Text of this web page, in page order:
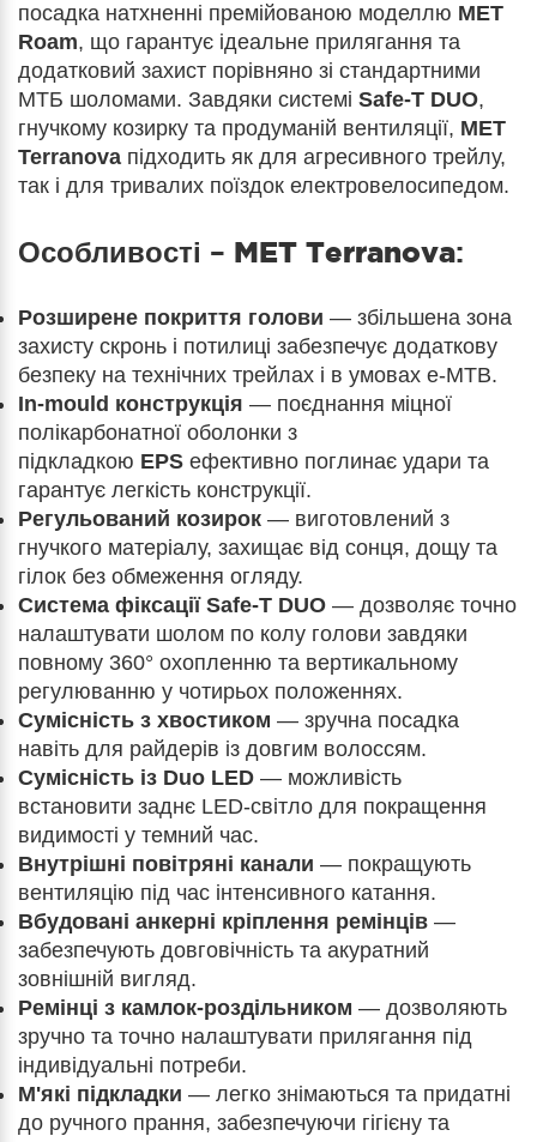
посадка натхненні премійованою моделлю MET
Roam, що гарантує ідеальне прилягання та
додатковий захист порівняно зі стандартними
МТБ шоломами. Завдяки системі Safe-T DUO,
гнучкому козирку та продуманій вентиляції, MET
Terranova підходить як для агресивного трейлу,
так і для тривалих поїздок електровелосипедом.
Особливості – MET Terranova:
Розширене покриття голови — збільшена зона
захисту скронь і потилиці забезпечує додаткову
безпеку на технічних трейлах і в умовах e-MTB.
In-mould конструкція — поєднання міцної
полікарбонатної оболонки з
підкладкою EPS ефективно поглинає удари та
гарантує легкість конструкції.
Регульований козирок — виготовлений з
гнучкого матеріалу, захищає від сонця, дощу та
гілок без обмеження огляду.
Система фіксації Safe-T DUO — дозволяє точно
налаштувати шолом по колу голови завдяки
повному 360° охопленню та вертикальному
регулюванню у чотирьох положеннях.
Сумісність з хвостиком — зручна посадка
навіть для райдерів із довгим волоссям.
Сумісність із Duo LED — можливість
встановити заднє LED-світло для покращення
видимості у темний час.
Внутрішні повітряні канали — покращують
вентиляцію під час інтенсивного катання.
Вбудовані анкерні кріплення ремінців —
забезпечують довговічність та акуратний
зовнішній вигляд.
Ремінці з камлок-роздільником — дозволяють
зручно та точно налаштувати прилягання під
індивідуальні потреби.
М'які підкладки — легко знімаються та придатні
до ручного прання, забезпечуючи гігієну та